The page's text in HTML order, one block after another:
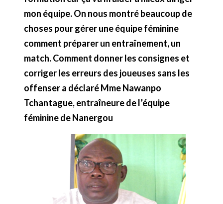
mon équipe. On nous montré beaucoup de
choses pour gérer une équipe féminine
comment préparer un entraînement, un
match. Comment donner les consignes et
corriger les erreurs des joueuses sans les
offenser a déclaré Mme Nawanpo
Tchantague, entraîneure de l’équipe
féminine de Nanergou